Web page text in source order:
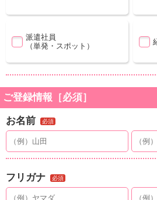
派遣社員
（単発・スポット）
ご登録情報［必須］
お名前 必須
フリガナ 必須